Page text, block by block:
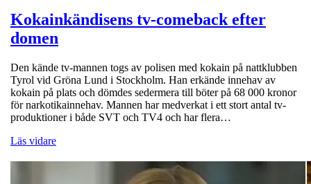
Kokainkändisens tv-comeback efter
domen
Den kände tv-mannen togs av polisen med kokain på nattklubben
Tyrol vid Gröna Lund i Stockholm. Han erkände innehav av
kokain på plats och dömdes sedermera till böter på 68 000 kronor
för narkotikainnehav. Mannen har medverkat i ett stort antal tv-
produktioner i både SVT och TV4 och har flera…
Läs vidare